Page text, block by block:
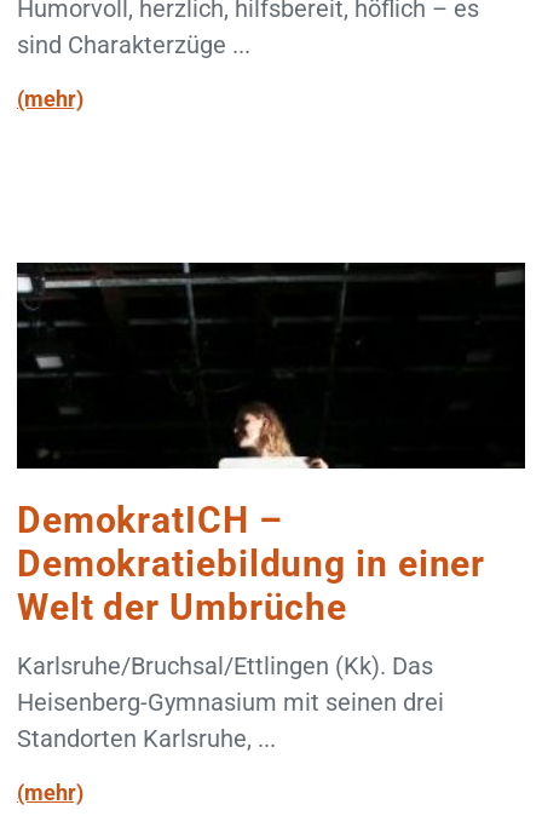
Humorvoll, herzlich, hilfsbereit, höflich – es
sind Charakterzüge ...
(mehr)
DemokratICH –
Demokratiebildung in einer
Welt der Umbrüche
Karlsruhe/Bruchsal/Ettlingen (Kk). Das
Heisenberg-Gymnasium mit seinen drei
Standorten Karlsruhe, ...
(mehr)